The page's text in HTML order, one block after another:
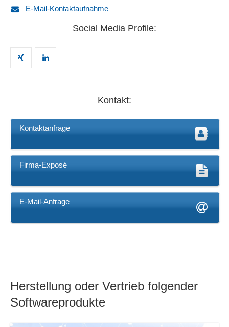
E-Mail-Kontaktaufnahme
Social Media Profile:
Kontakt:
Kontaktanfrage
Firma-Exposé
E-Mail-Anfrage
Herstellung oder Vertrieb folgender
Softwareprodukte